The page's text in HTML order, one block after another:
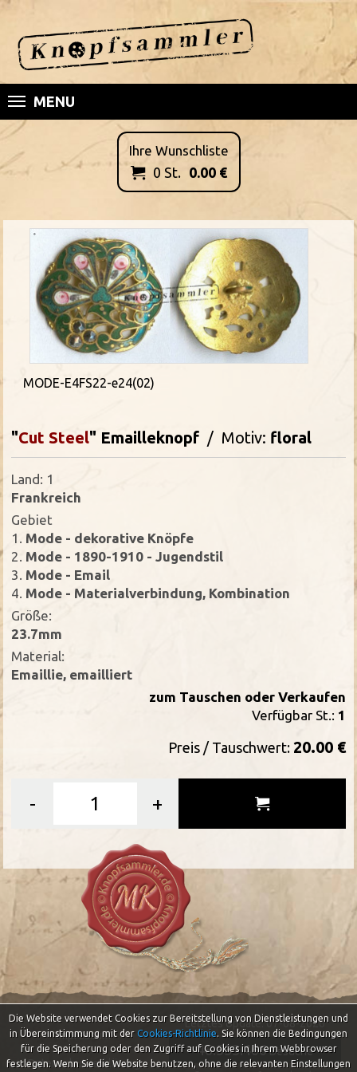
MENU
Ihre Wunschliste
 0 St. 0.00€
MODE-E4FS22-e24(02)
"Cut Steel" Emailleknopf / Motiv: floral
Land: 1
Frankreich
Gebiet
1. Mode - dekorative Knöpfe
2. Mode - 1890-1910 - Jugendstil
3. Mode - Email
4. Mode - Materialverbindung, Kombination
Größe:
23.7mm
Material:
Emaillie, emailliert
zum Tauschen oder Verkaufen
Verfügbar St.: 1
Preis / Tauschwert: 20.00 €
- +
Impressum
Datenschutzerklärung
Letztes Update: 07-08-2026
46.533.466Besuche
Die Website verwendet Cookies zur Bereitstellung von Dienstleistungen und
in Übereinstimmung mit der Cookies-Richtlinie. Sie können die Bedingungen
für die Speicherung oder den Zugriff auf Cookies in Ihrem Webbrowser
festlegen. Wenn Sie die Website benutzen, ohne die relevanten Einstellungen